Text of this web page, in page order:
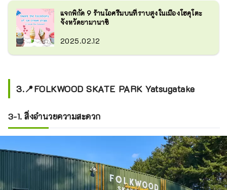
แจกพิกัด 9 ร้านไอศรีมบนที่ราบสูงในเมืองโฮคุโตะ
จังหวัดยามานาชิ
2025.02.12
3.📍FOLKWOOD SKATE PARK Yatsugatake
3-1. สิ่งอำนวยความสะดวก